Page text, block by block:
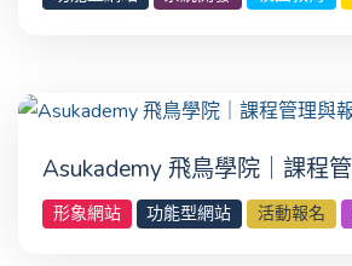
Asukademy 飛鳥學院｜課程
形象網站 功能型網站 活動報名